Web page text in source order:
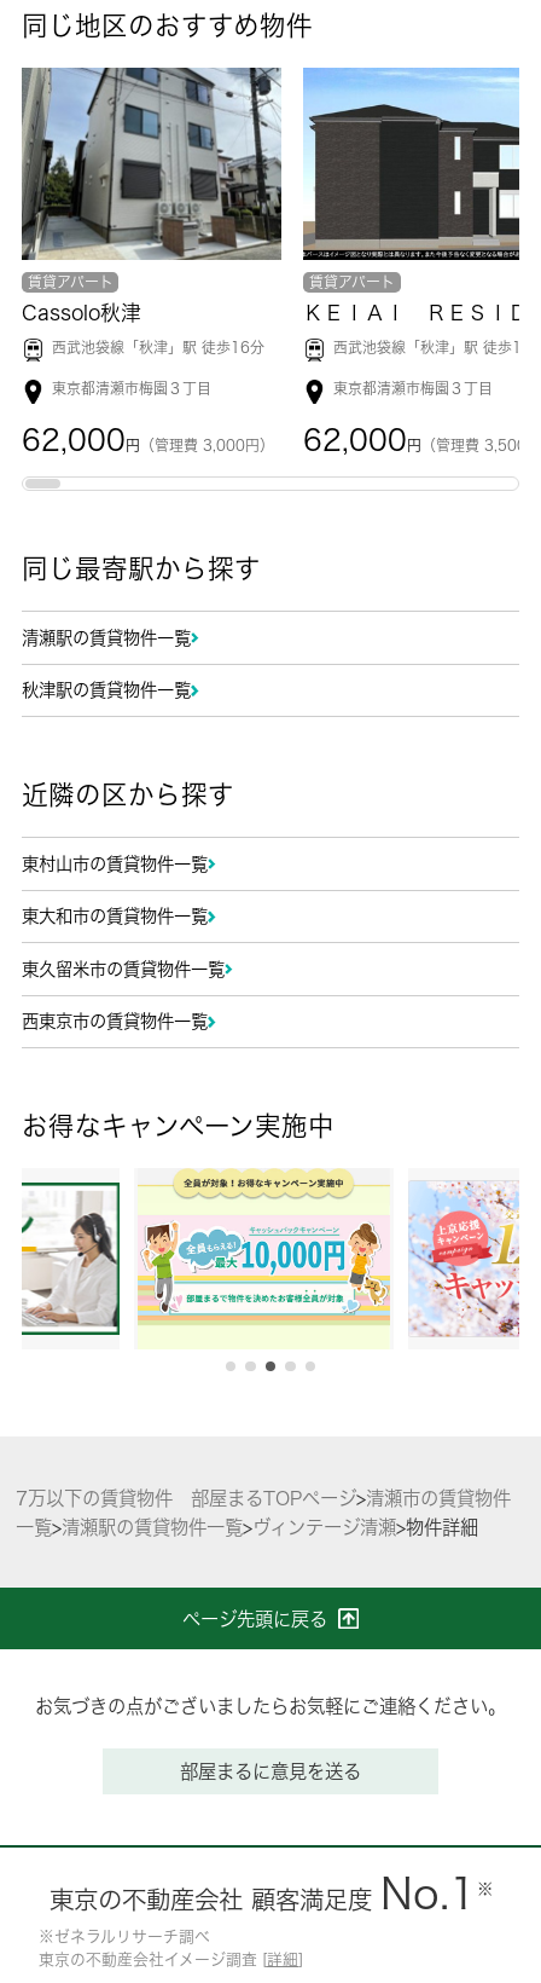
同じ地区のおすすめ物件
賃貸アパート
Cassolo秋津
西武池袋線「 秋津」駅 徒歩16分
東京都清瀬市梅園３丁目
62,000 円 （管理費 3,000円）
賃貸アパート
西武池袋線「秋津 」駅 徒歩10
東京都清瀬市梅園３丁目
62,000 円 （管理費 3,500
同じ最寄駅から探す
清瀬駅の賃貸物件一覧
秋津駅の賃貸物件一覧
近隣の区から探す
東村山市の賃貸物件一覧
東大和市の賃貸物件一覧
東久留米市の賃貸物件一覧
西東京市の賃貸物件一覧
お得なキャンペーン実施中
7万以下の賃貸物件 部屋まるTOPページ>清瀬市の賃貸物件
一覧>清瀬駅の賃貸物件一覧>ヴィンテージ清瀬>物件詳細
ページ先頭に戻る
お気づきの点がございましたらお気軽にご連絡ください。
部屋まるに意見を送る
東京の不動産会社 顧客満足度 No.1 ※
※ゼネラルリサーチ調べ
東京の不動産会社イメージ調査 [ 詳細